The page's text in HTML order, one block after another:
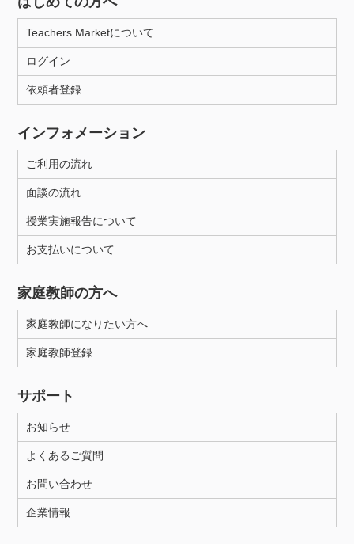
Teachers Marketについて
ログイン
依頼者登録
インフォメーション
ご利用の流れ
面談の流れ
授業実施報告について
お支払いについて
家庭教師の方へ
家庭教師になりたい方へ
家庭教師登録
サポート
お知らせ
よくあるご質問
お問い合わせ
企業情報